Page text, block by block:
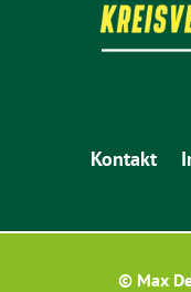
Kontakt
© Max